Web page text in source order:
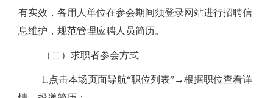
有实效，各用人单位在参会期间须登录网站进行招聘信
息维护，规范管理应聘人员简历。
（二）求职者参会方式
1.点击本场页面导航“职位列表”→根据职位查看详